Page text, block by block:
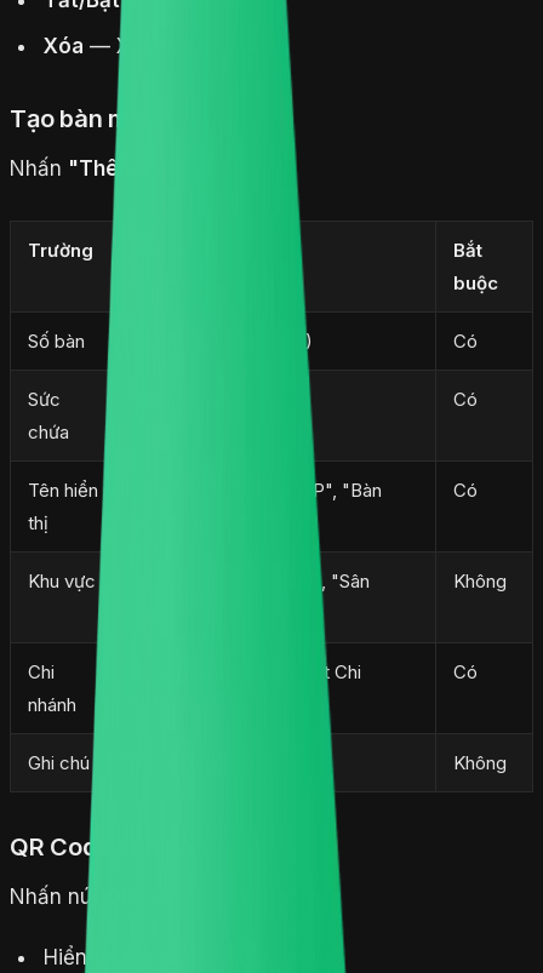
Xóa — Xóa bàn
Tạo bàn mới
Nhấn "Thêm bàn"
Trường
Bắt
buộc
Số bàn Số thứ tự (VD: 1, 2, 3) Có
Sức
chứa
Có
Tên hiển
thị
Tên bàn (VD: "Bàn VIP", "Bàn
Có
Khu vực
Khu vực (VD: "Tầng 1", "Sân
Không
Chi
nhánh
Chọn chi nhánh (khi bật Chi
Có
Ghi chú Không
QR Code cho bàn
Nhấn nút
Hiển thị QR code (240x240px)